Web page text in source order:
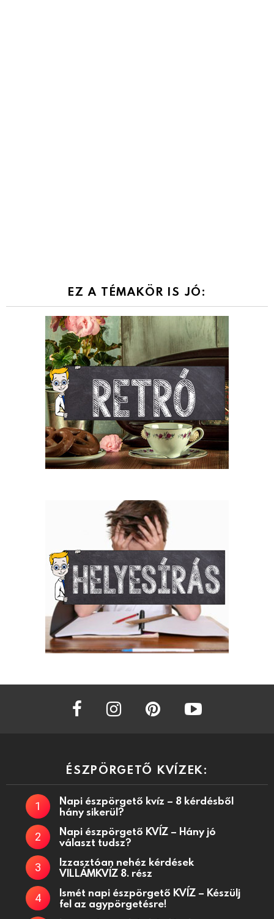
EZ A TÉMAKÖR IS JÓ:
facebook instagram
ÉSZPÖRGETŐ KVÍZEK:
Napi észpörgető kvíz – 8 kérdésből
hány sikerül?
Napi észpörgető KVÍZ – Hány jó
választ tudsz?
Izzasztóan nehéz kérdések
VILLÁMKVÍZ 8. rész
Ismét napi észpörgető KVÍZ – Készülj
fel az agypörgetésre!